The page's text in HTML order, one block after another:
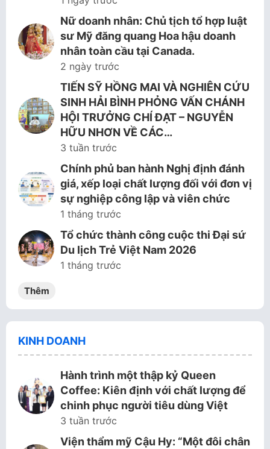
Nữ doanh nhân: Chủ tịch tổ hợp luật
sư Mỹ đăng quang Hoa hậu doanh
nhân toàn cầu tại Canada.
2 ngày trước
TIẾN SỸ HỒNG MAI VÀ NGHIÊN CỨU
SINH HẢI BÌNH PHỎNG VẤN CHÁNH
HỘI TRƯỞNG CHÍ ĐẠT – NGUYỄN
HỮU NHƠN VỀ CÁC…
3 tuần trước
Chính phủ ban hành Nghị định đánh
giá, xếp loại chất lượng đối với đơn vị
sự nghiệp công lập và viên chức
1 tháng trước
Tổ chức thành công cuộc thi Đại sứ
Du lịch Trẻ Việt Nam 2026
1 tháng trước
Thêm
KINH DOANH
Hành trình một thập kỷ Queen
Coffee: Kiên định với chất lượng để
chinh phục người tiêu dùng Việt
3 tuần trước
Viện thẩm mỹ Cậu Hy: “Một đôi chân